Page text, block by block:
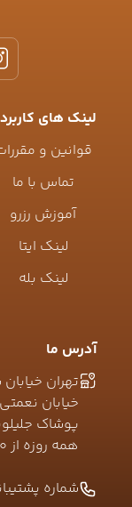
لینک های
قوانین و
تماس با ما
آموزش رزرو
لینک ایتا
لینک بله
آدرس ما
تهران
پوشاک
همه روزه از ۱۰ صبح تا ۹ شب
شماره